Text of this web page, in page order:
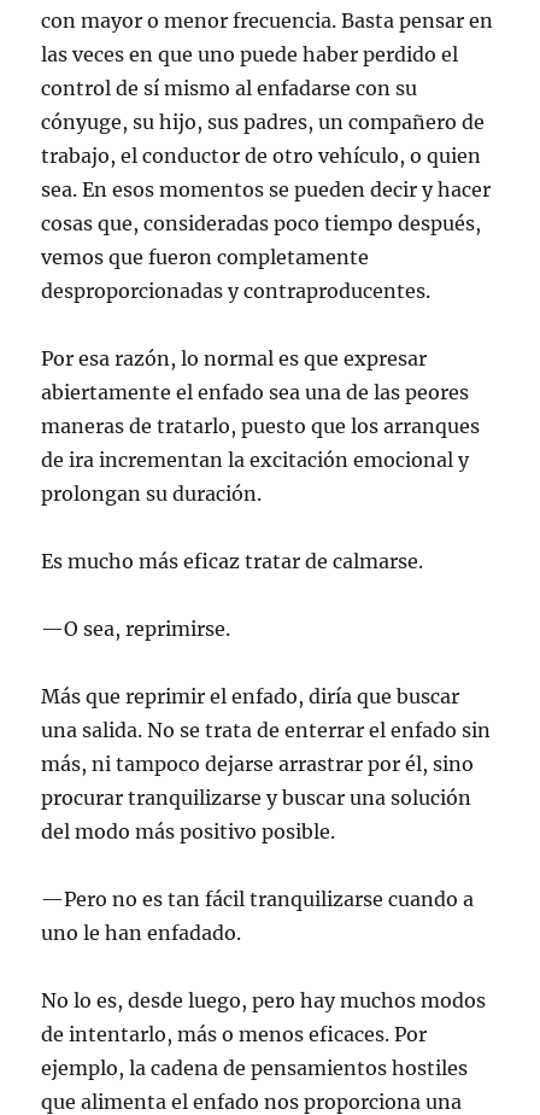
con mayor o menor frecuencia. Basta pensar en
las veces en que uno puede haber perdido el
control de sí mismo al enfadarse con su
cónyuge, su hijo, sus padres, un compañero de
trabajo, el conductor de otro vehículo, o quien
sea. En esos momentos se pueden decir y hacer
cosas que, consideradas poco tiempo después,
vemos que fueron completamente
desproporcionadas y contraproducentes.
Por esa razón, lo normal es que expresar
abiertamente el enfado sea una de las peores
maneras de tratarlo, puesto que los arranques
de ira incrementan la excitación emocional y
prolongan su duración.
Es mucho más eficaz tratar de calmarse.
—O sea, reprimirse.
Más que reprimir el enfado, diría que buscar
una salida. No se trata de enterrar el enfado sin
más, ni tampoco dejarse arrastrar por él, sino
procurar tranquilizarse y buscar una solución
del modo más positivo posible.
—Pero no es tan fácil tranquilizarse cuando a
uno le han enfadado.
No lo es, desde luego, pero hay muchos modos
de intentarlo, más o menos eficaces. Por
ejemplo, la cadena de pensamientos hostiles
que alimenta el enfado nos proporciona una